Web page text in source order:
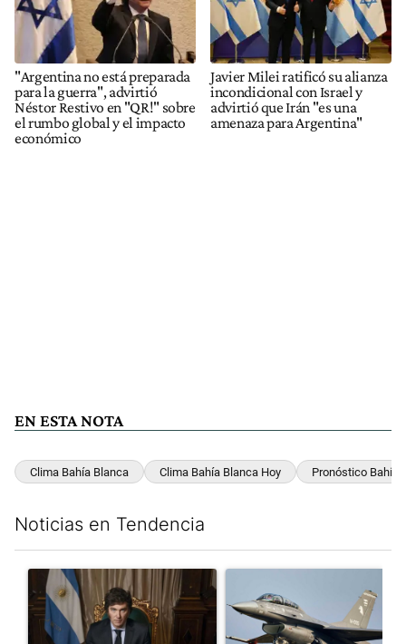
"Argentina no está preparada
para la guerra", advirtió
Néstor Restivo en "QR!" sobre
el rumbo global y el impacto
económico
Javier Milei ratificó su alianza
incondicional con Israel y
advirtió que Irán "es una
amenaza para Argentina"
EN ESTA NOTA
Clima Bahía Blanca Clima Bahía Blanca Hoy Pronóstico Bahía
Noticias en Tendencia
Un artículo de tendencia con el título "Milei, listo para 'atajar'